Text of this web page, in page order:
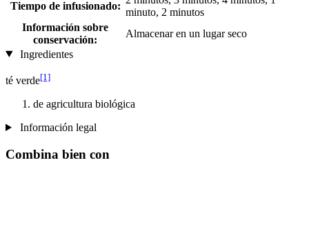
Tiempo de infusionado:
minuto, 2 minutos
Información sobre
conservación:
Almacenar en un lugar seco
Ingredientes
té verde[1]
de agricultura biológica
Información legal
Combina bien con